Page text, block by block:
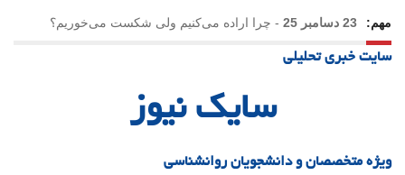
مهم: 23 دسامبر 25 - چرا اراده می‌کنیم ولی شکست می‌خوریم؟
21 دسامبر 25
سایت خبری تحلیلی
سایک نیوز
ویژه متخصصان و دانشجویان روانشناسی